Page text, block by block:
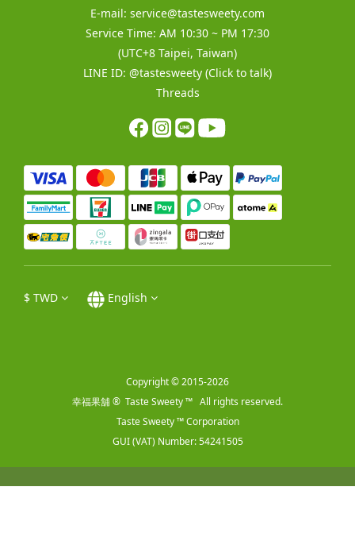
E-mail: service@tastesweety.com
Service Time: AM 10:30 ~ PM 17:30
(UTC+8 Taipei, Taiwan)
LINE ID: @tastesweety (Click to talk)
Threads
$ TWD English
Copyright © 2015-2026
幸福果舖 ® Taste Sweety ™ All rights reserved.
Taste Sweety ™ Corporation
GUI (VAT) Number: 54241505